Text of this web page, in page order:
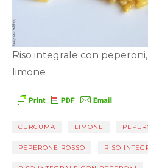
Riso integrale con
limone
CURCUMA LIMONE
PEPERONE ROSSO RISO